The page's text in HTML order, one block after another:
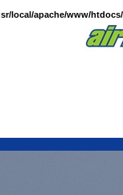
local/apache/www/